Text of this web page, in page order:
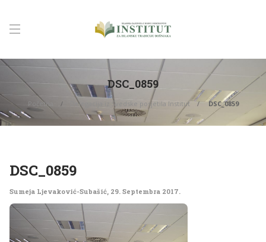
DSC_0859
Početna Delegacija iz Švedske posjetila Institut DSC_0859
DSC_0859
Sumeja Ljevaković-Subašić, 29. Septembra 2017.